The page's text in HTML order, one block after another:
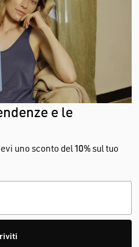
e le
uno sconto del10%sul tuo